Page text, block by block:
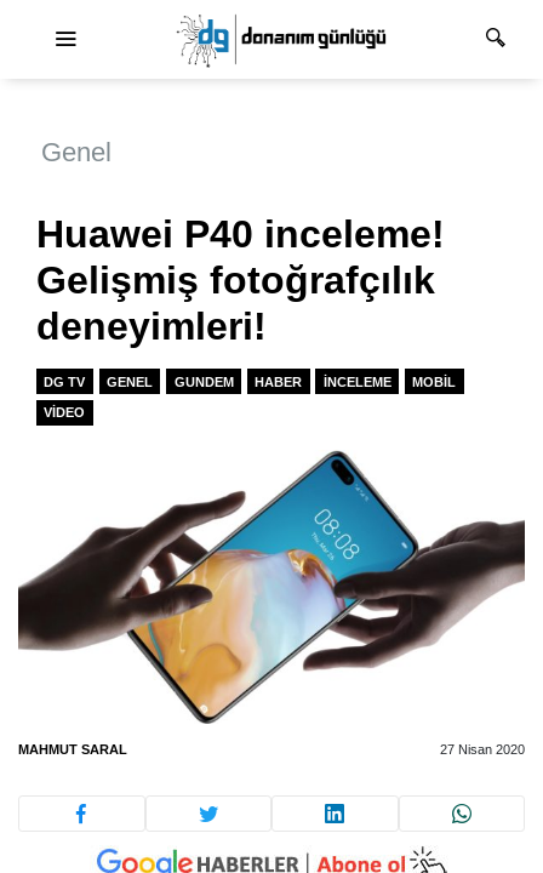
Genel
Huawei P40 inceleme!
Gelişmiş fotoğrafçılık
deneyimleri!
DG TV GENEL GUNDEM HABER İNCELEME MOBIL
VIDEO
MAHMUT SARAL 27 Nisan 2020